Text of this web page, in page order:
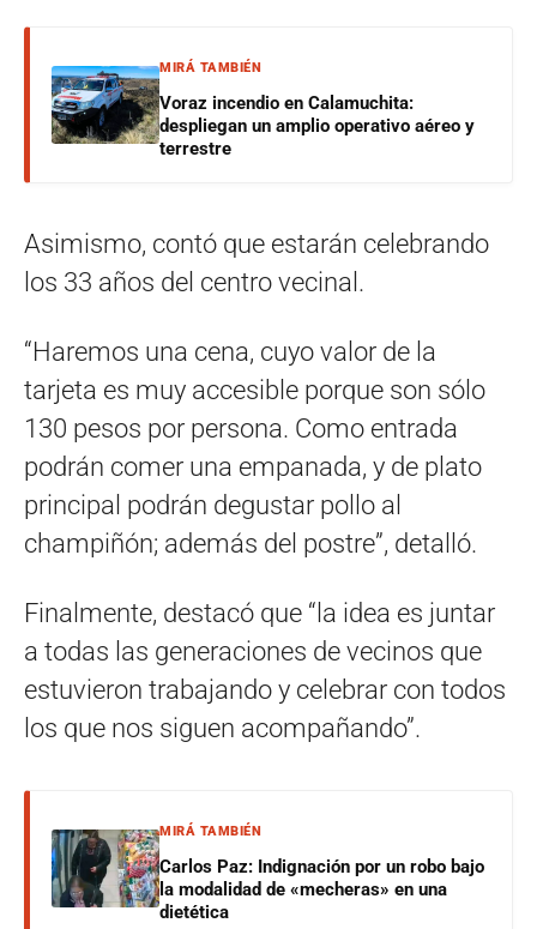
MIRÁ TAMBIÉN
Voraz incendio en Calamuchita:
despliegan un amplio operativo aéreo y
terrestre
Asimismo, contó que estarán celebrando
los 33 años del centro vecinal.
“Haremos una cena, cuyo valor de la
tarjeta es muy accesible porque son sólo
130 pesos por persona. Como entrada
podrán comer una empanada, y de plato
principal podrán degustar pollo al
champiñón; además del postre”, detalló.
Finalmente, destacó que “la idea es juntar
a todas las generaciones de vecinos que
estuvieron trabajando y celebrar con todos
los que nos siguen acompañando”.
MIRÁ TAMBIÉN
Carlos Paz: Indignación por un robo bajo
la modalidad de «mecheras» en una
dietética